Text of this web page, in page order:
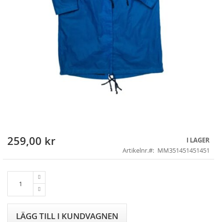
Skip
the
259,00 kr
I LAGER
Artikelnr.
MM351451451451
LÄGG TILL I KUNDVAGNEN